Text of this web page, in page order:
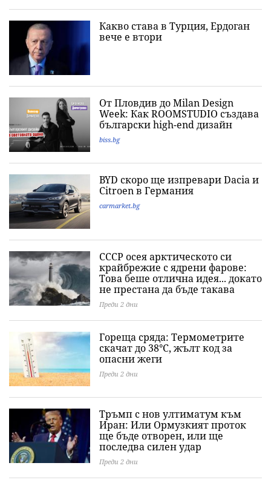
Какво става в Турция, Ердоган
вече е втори
От Пловдив до Milan Design
Week: Как ROOMSTUDIO създава
български high-end дизайн
biss.bg
BYD скоро ще изпревари Dacia и
Citroеn в Германия
carmarket.bg
СССР осея арктическото си
крайбрежие с ядрени фарове:
Това беше отлична идея... докато
не престана да бъде такава
Преди 2 дни
Гореща сряда: Термометрите
скачат до 38°C, жълт код за
опасни жеги
Преди 2 дни
Тръмп с нов ултиматум към
Иран: Или Ормузкият проток
ще бъде отворен, или ще
последва силен удар
Преди 2 дни